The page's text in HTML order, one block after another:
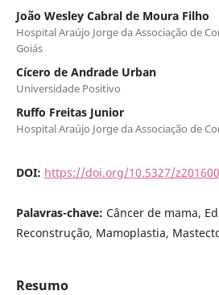
João Wesley Cabral de Moura Filho
Hospital Araújo Jorge da Associação de
Goiás
Cícero de Andrade Urban
Universidade Positivo
Ruffo Freitas Junior
Hospital Araújo Jorge da Associação de
DOI: https://doi.org/10.5327/
Palavras-chave: Câncer de mama,
Reconstrução, Mamoplastia,
Resumo